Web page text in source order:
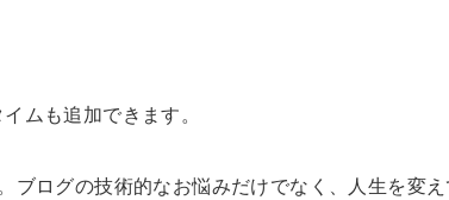
ムも追加できます。
ブログの技術的なお悩みだけでなく、人生を変